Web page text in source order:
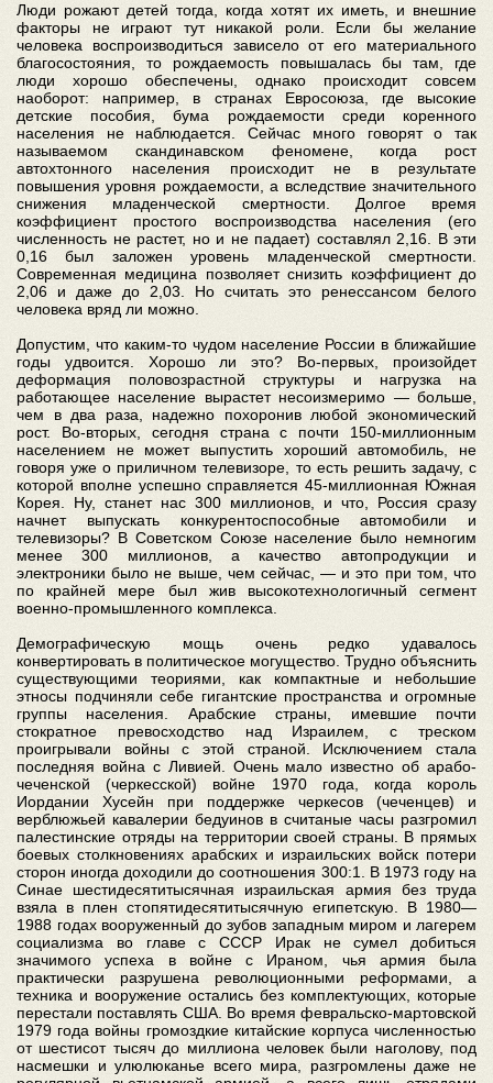
Люди рожают детей тогда, когда хотят их иметь, и внешние
факторы не играют тут никакой роли. Если бы желание
человека воспроизводиться зависело от его материального
благосостояния, то рождаемость повышалась бы там, где
люди хорошо обеспечены, однако происходит совсем
наоборот: например, в странах Евросоюза, где высокие
детские пособия, бума рождаемости среди коренного
населения не наблюдается. Сейчас много говорят о так
называемом скандинавском феномене, когда рост
автохтонного населения происходит не в результате
повышения уровня рождаемости, а вследствие значительного
снижения младенческой смертности. Долгое время
коэффициент простого воспроизводства населения (его
численность не растет, но и не падает) составлял 2,16. В эти
0,16 был заложен уровень младенческой смертности.
Современная медицина позволяет снизить коэффициент до
2,06 и даже до 2,03. Но считать это ренессансом белого
человека вряд ли можно.
Допустим, что каким-то чудом население России в ближайшие
годы удвоится. Хорошо ли это? Во-первых, произойдет
деформация половозрастной структуры и нагрузка на
работающее население вырастет несоизмеримо — больше,
чем в два раза, надежно похоронив любой экономический
рост. Во-вторых, сегодня страна с почти 150-миллионным
населением не может выпустить хороший автомобиль, не
говоря уже о приличном телевизоре, то есть решить задачу, с
которой вполне успешно справляется 45-миллионная Южная
Корея. Ну, станет нас 300 миллионов, и что, Россия сразу
начнет выпускать конкурентоспособные автомобили и
телевизоры? В Советском Союзе население было немногим
менее 300 миллионов, а качество автопродукции и
электроники было не выше, чем сейчас, — и это при том, что
по крайней мере был жив высокотехнологичный сегмент
военно-промышленного комплекса.
Демографическую мощь очень редко удавалось
конвертировать в политическое могущество. Трудно объяснить
существующими теориями, как компактные и небольшие
этносы подчиняли себе гигантские пространства и огромные
группы населения. Арабские страны, имевшие почти
стократное превосходство над Израилем, с треском
проигрывали войны с этой страной. Исключением стала
последняя война с Ливией. Очень мало известно об арабо-
чеченской (черкесской) войне 1970 года, когда король
Иордании Хусейн при поддержке черкесов (чеченцев) и
верблюжьей кавалерии бедуинов в считаные часы разгромил
палестинские отряды на территории своей страны. В прямых
боевых столкновениях арабских и израильских войск потери
сторон иногда доходили до соотношения 300:1. В 1973 году на
Синае шестидесятитысячная израильская армия без труда
взяла в плен стопятидесятитысячную египетскую. В 1980—
1988 годах вооруженный до зубов западным миром и лагерем
социализма во главе с СССР Ирак не сумел добиться
значимого успеха в войне с Ираном, чья армия была
практически разрушена революционными реформами, а
техника и вооружение остались без комплектующих, которые
перестали поставлять США. Во время февральско-мартовской
1979 года войны громоздкие китайские корпуса численностью
от шестисот тысяч до миллиона человек были наголову, под
насмешки и улюлюканье всего мира, разгромлены даже не